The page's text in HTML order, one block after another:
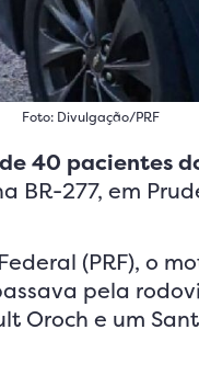
Foto: Divulgação/PRF
40 pacientes
BR-277, em
(PRF), o
pela
Oroch e um